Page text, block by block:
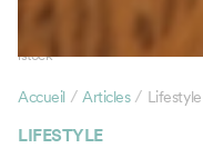
istock
LIFESTYLE
Accueil / Articles / Lifestyle